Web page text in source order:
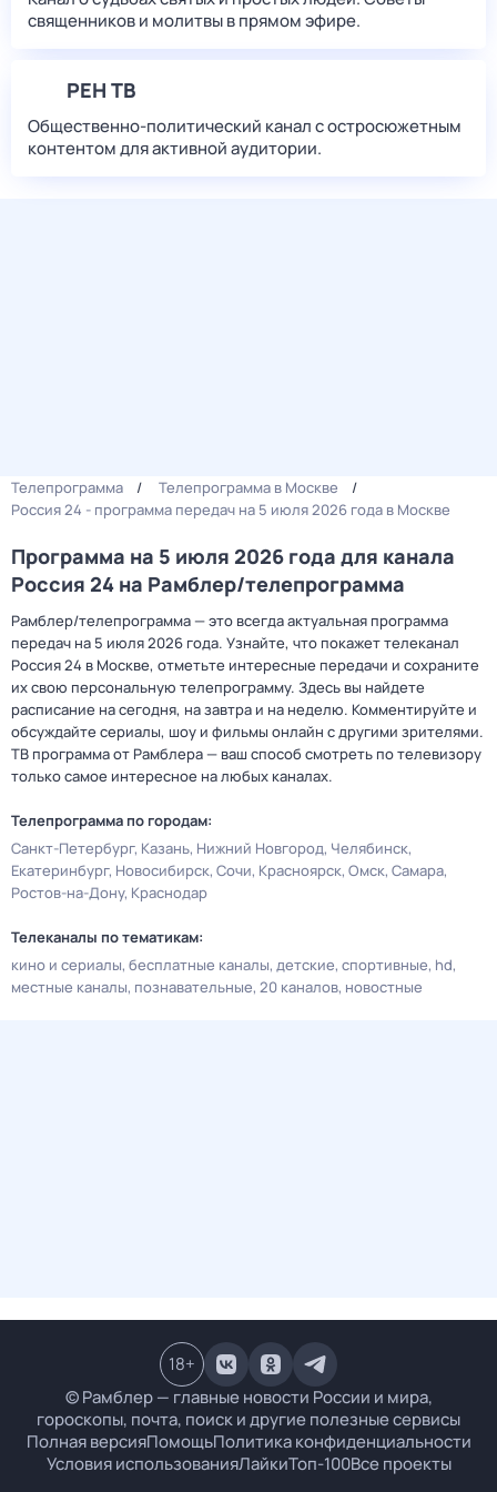
священников и молитвы в прямом эфире.
РЕН ТВ
Общественно-политический канал с остросюжетным
контентом для активной аудитории.
Телепрограмма
Телепрограмма в Москве
Россия 24 - программа передач на 5 июля 2026 года в Москве
Программа на 5 июля 2026 года для канала
Россия 24 на Рамблер/телепрограмма
Рамблер/телепрограмма — это всегда актуальная программа
передач на 5 июля 2026 года. Узнайте, что покажет телеканал
Россия 24 в Москве, отметьте интересные передачи и сохраните
их свою персональную телепрограмму. Здесь вы найдете
расписание на сегодня, на завтра и на неделю. Комментируйте и
обсуждайте сериалы, шоу и фильмы онлайн с другими зрителями.
ТВ программа от Рамблера — ваш способ смотреть по телевизору
только самое интересное на любых каналах.
Телепрограмма по городам:
Санкт-Петербург Казань Нижний Новгород Челябинск
Екатеринбург Новосибирск Сочи Красноярск Омск Самара
Ростов-на-Дону Краснодар
Телеканалы по тематикам:
кино и сериалы бесплатные каналы детские спортивные hd
местные каналы познавательные 20 каналов новостные
© Рамблер — главные новости России и мира,
гороскопы, почта, поиск и другие полезные сервисы
Полная версияПомощьПолитика конфиденциальности
Условия использованияЛайкиТоп-100Все проекты
18+